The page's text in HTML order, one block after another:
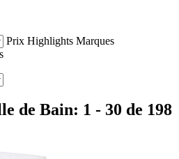
Prix Highlights Marques
de Bain: 1 - 30 de 198